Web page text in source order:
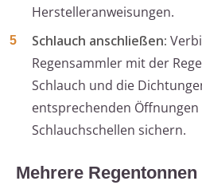
Herstelleranweisungen.
Schlauch anschließen:
Regensammler mit der
Schlauch und die
entsprechenden
Schlauchschellen sichern.
Mehrere